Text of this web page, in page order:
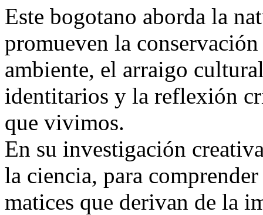
Este bogotano aborda la
promueven la
ambiente, el arraigo
identitarios y la reflexión
que vivimos.
En su investigación
la ciencia, para
matices que derivan de la